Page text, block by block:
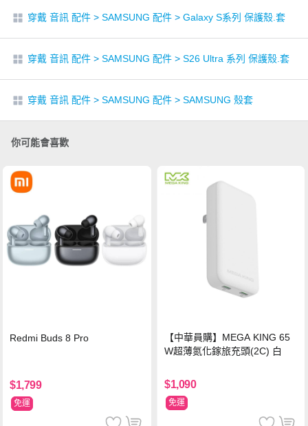
穿戴 音訊 配件 > SAMSUNG 配件 > Galaxy S系列 保護殼.套
穿戴 音訊 配件 > SAMSUNG 配件 > S26 Ultra 系列 保護殼.套
穿戴 音訊 配件 > SAMSUNG 配件 > SAMSUNG 殼套
你可能會喜歡
Redmi Buds 8 Pro
$1,799
免運
【中華員購】MEGA KING 65
W超薄氮化鎵旅充頭(2C) 白
$1,090
免運